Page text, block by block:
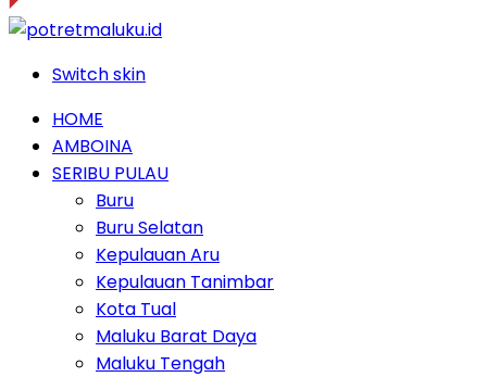
Switch skin
HOME
AMBOINA
SERIBU PULAU
Buru
Buru Selatan
Kepulauan Aru
Kepulauan Tanimbar
Kota Tual
Maluku Barat Daya
Maluku Tengah